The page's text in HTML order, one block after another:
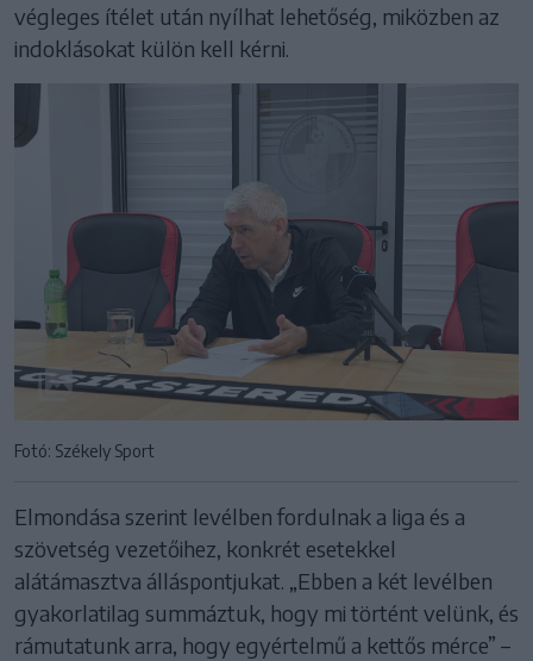
végleges ítélet után nyílhat lehetőség, miközben az
indoklásokat külön kell kérni.
Fotó: Székely Sport
Elmondása szerint levélben fordulnak a liga és a
szövetség vezetőihez, konkrét esetekkel
alátámasztva álláspontjukat. „Ebben a két levélben
gyakorlatilag summáztuk, hogy mi történt velünk, és
rámutatunk arra, hogy egyértelmű a kettős mérce” –